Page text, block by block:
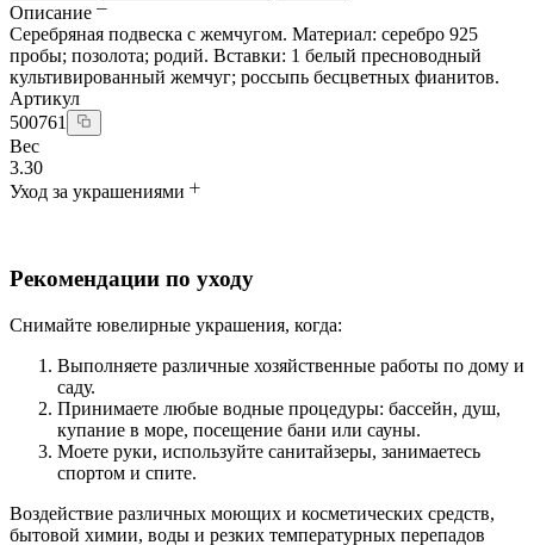
Описание
Серебряная подвеска с жемчугом. Материал: серебро 925
пробы; позолота; родий. Вставки: 1 белый пресноводный
культивированный жемчуг; россыпь бесцветных фианитов.
Артикул
500761
Вес
3.30
Уход за украшениями
Рекомендации по уходу
Снимайте ювелирные украшения, когда:
Выполняете различные хозяйственные работы по дому и
саду.
Принимаете любые водные процедуры: бассейн, душ,
купание в море, посещение бани или сауны.
Моете руки, используйте санитайзеры, занимаетесь
спортом и спите.
Воздействие различных моющих и косметических средств,
бытовой химии, воды и резких температурных перепадов